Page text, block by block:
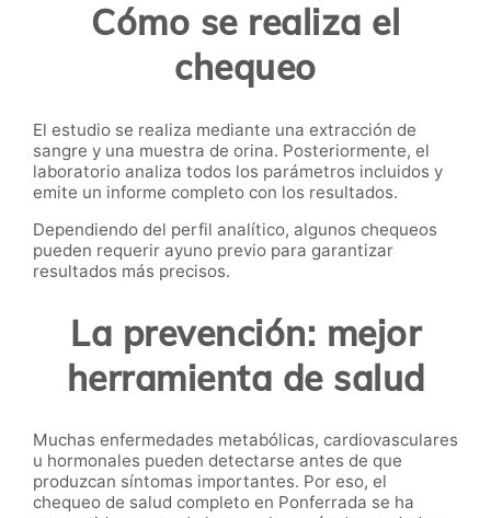
Cómo se realiza el
chequeo
El estudio se realiza mediante una extracción de
sangre y una muestra de orina. Posteriormente, el
laboratorio analiza todos los parámetros incluidos y
emite un informe completo con los resultados.
Dependiendo del perfil analítico, algunos chequeos
pueden requerir ayuno previo para garantizar
resultados más precisos.
La prevención: mejor
herramienta de salud
Muchas enfermedades metabólicas, cardiovasculares
u hormonales pueden detectarse antes de que
produzcan síntomas importantes. Por eso, el
chequeo de salud completo en Ponferrada se ha